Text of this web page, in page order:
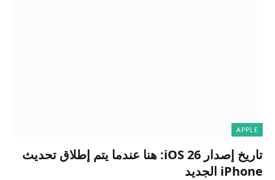
APPLE
تاريخ إصدار iOS 26: هنا عندما يتم إطلاق تحديث
iPhone الجديد